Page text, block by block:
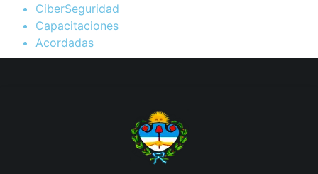
CiberSeguridad
Capacitaciones
Acordadas